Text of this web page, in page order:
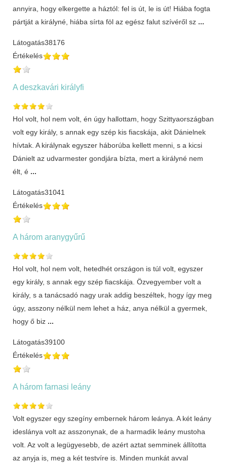
annyira, hogy elkergette a háztól: fel is út, le is út! Hiába fogta
pártját a királyné, hiába sírta föl az egész falut szívéről sz ...
Látogatás38176
Értékelés
A deszkavári királyfi
Hol volt, hol nem volt, én úgy hallottam, hogy Szittyaországban
volt egy király, s annak egy szép kis fiacskája, akit Dánielnek
hívtak. A királynak egyszer háborúba kellett menni, s a kicsi
Dánielt az udvarmester gondjára bízta, mert a királyné nem
élt, é ...
Látogatás31041
Értékelés
A három aranygyűrű
Hol volt, hol nem volt, hetedhét országon is túl volt, egyszer
egy király, s annak egy szép fiacskája. Özvegyember volt a
király, s a tanácsadó nagy urak addig beszéltek, hogy így meg
úgy, asszony nélkül nem lehet a ház, anya nélkül a gyermek,
hogy ő biz ...
Látogatás39100
Értékelés
A három farnasi leány
Volt egyszer egy szegíny embernek három leánya. A két leány
ideslánya volt az asszonynak, de a harmadik leány mustoha
volt. Az volt a legügyesebb, de azért aztat semminek állította
az anyja is, meg a két testvíre is. Minden munkát avval